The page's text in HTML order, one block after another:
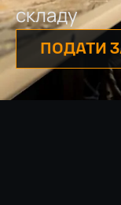
складу
ПОДАТИ